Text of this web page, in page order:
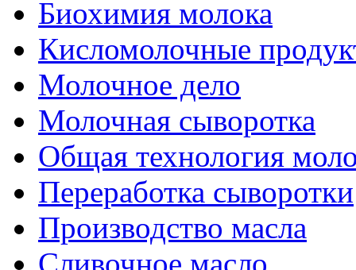
Биохимия молока
Кисломолочные
Молочное дело
Молочная сыворотка
Общая технология
Переработка сыворотки
Производство масла
Сливочное масло